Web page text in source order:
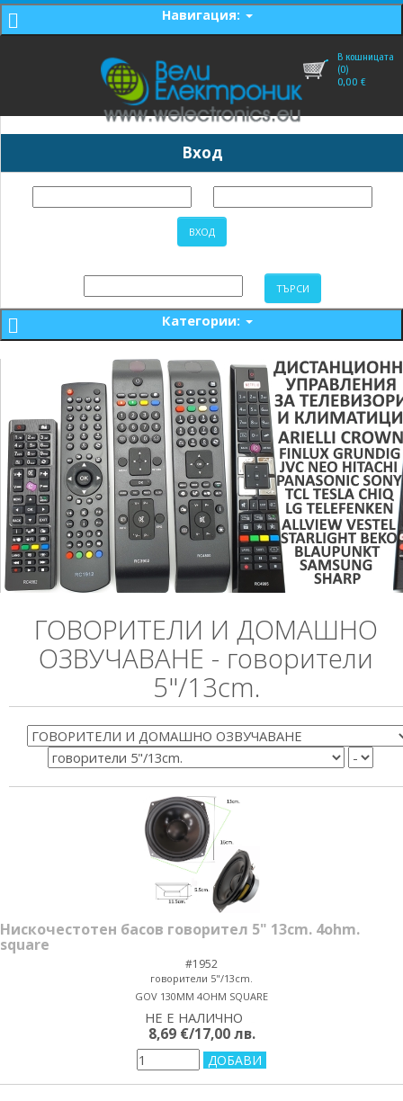
Навигация:
В кошницата
(0)
0,00 €
Вход
Категории:
ГОВОРИТЕЛИ И ДОМАШНО
ОЗВУЧАВАНЕ - говорители
5"/13cm.
Нискочестотен басов говорител 5" 13cm. 4ohm.
square
#1952
говорители 5"/13cm.
GOV 130MM 4OHM SQUARE
НЕ Е НАЛИЧНО
8,69 €/17,00 лв.